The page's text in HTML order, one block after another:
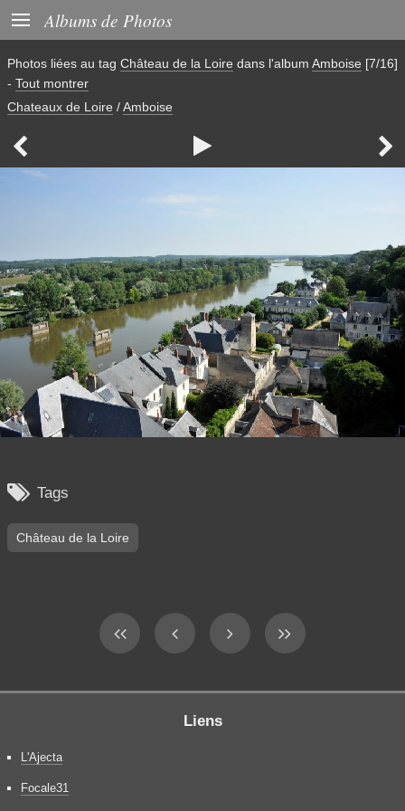
 Albums de Photos
Photos liées au tag Château de la Loire dans l'album Amboise [7/16]
- Tout montrer
Chateaux de Loire /Amboise
  
 Tags
Château de la Loire
Liens
L'Ajecta
Focale31